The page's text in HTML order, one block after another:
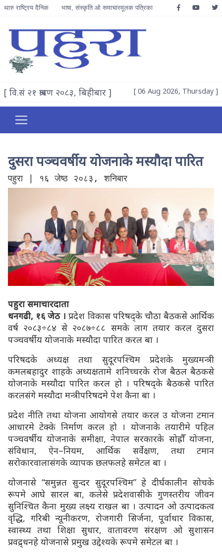
थारु राष्ट्रिय दैनिक भाषा, संस्कृति ओ समाचारमूलक पत्रिका
[ वि.सं २१ श्रावण २०८३, बिहीबार ] [ 06 Aug 2026, Thursday ]
दुसरा पञ्चवर्षीय योजनाके मस्यौदा पारित
पहुरा | १६ जेष्ठ २०८३, शनिबार
पहुरा समाचारदाता
धनगढी, १६ जेठ ।प्रदेश विकास परिषद्के चौठा बैठकसे आर्थिक
वर्ष २०८३÷८४ से २०८७÷८८ समके लाग तयार करल दुसरा
पञ्चवर्षीय योजनाके मस्यौदा पारित करल बा ।
परिषदके अध्यक्ष तथा सुदूरपश्चिम प्रदेशके मुख्यमन्त्री
कमलबहादुर शाहके अध्यक्षतामे शनिच्चरके रोज बैठल बैठकसे
योजनाके मस्यौदा पारित करल हो । परिषद्के बैठकसे पारित
करलसंगे मस्यौदा मन्त्रीपरिषदमे पेश कैना बा ।
प्रदेश नीति तथा योजना आयोगसे तयार करल उ योजना टमान
आधारमे टेक्के निर्माण करल हो । योजनाके तयारीमे पहिल
पञ्चवर्षीय योजनाके समीक्षा, नेपाल सरकारके सोह्रौँ योजना,
संविधान, ऐन–नियम, आर्थिक सर्वेक्षण, तथा टमान
सरोकारवालासंगके व्यापक छलफलहे समेटल बा ।
योजनासे “समुन्नत सुन्दर सुदूरपश्चिम” हे दीर्घकालीन सोचके
रूपमे आघे सारल बा, कलेसे प्रदेशवासीके गुणस्तरीय जीवन
सुनिश्चित कैना मुख्य लक्ष्य राखल बा । उत्पादन ओ उत्पादकत्व
वृद्धि, गरिबी न्यूनीकरण, रोजगारी सिर्जना, पूर्वाधार विकास,
स्वास्थ्य तथा शिक्षा सुधार, वातावरण संरक्षण ओ सुशासन
प्रवद्र्धनहे योजनासे प्रमुख उद्देश्यके रूपमे समेटल बा ।